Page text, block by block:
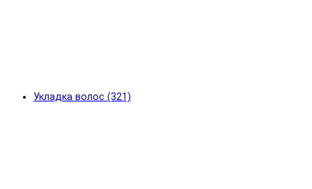
Укладка волос (321)